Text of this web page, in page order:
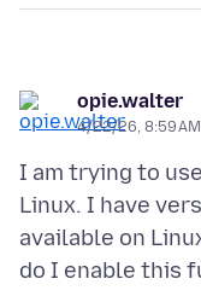
opie.walter
4/22/26, 8:59 AM
I am trying to
Linux. I have
available on